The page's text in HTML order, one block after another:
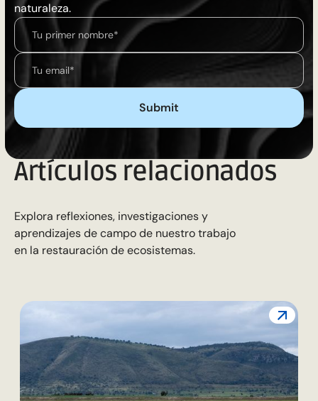
naturaleza.
Artículos relacionados
Explora reflexiones, investigaciones y
aprendizajes de campo de nuestro trabajo
en la restauración de ecosistemas.